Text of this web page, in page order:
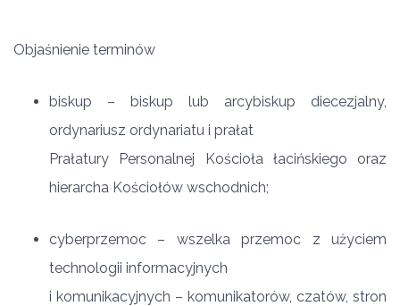
Objaśnienie terminów
biskup – biskup lub arcybiskup diecezjalny,
ordynariusz ordynariatu i prałat
Prałatury Personalnej Kościoła łacińskiego oraz
hierarcha Kościołów wschodnich;
cyberprzemoc – wszelka przemoc z użyciem
technologii informacyjnych
i komunikacyjnych – komunikatorów, czatów, stron